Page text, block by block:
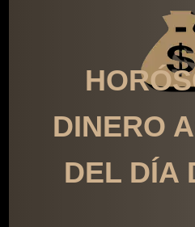
DINERO
DEL DÍA